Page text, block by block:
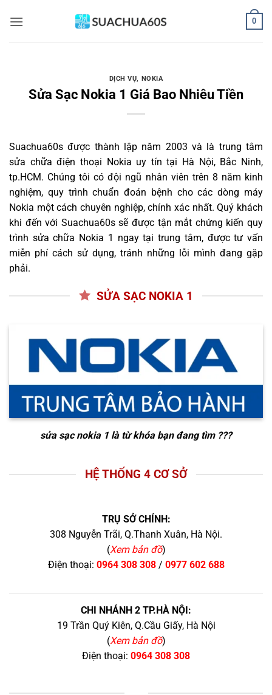
qua
0
DỊCH VỤ, NOKIA
Sửa Sạc Nokia 1 Giá Bao Nhiêu Tiền
Suachua60s được thành lập năm 2003 và là trung tâm
sửa chữa điện thoại Nokia uy tín tại Hà Nội, Bắc Ninh,
tp.HCM. Chúng tôi có đội ngũ nhân viên trên 8 năm kinh
nghiệm, quy trình chuẩn đoán bệnh cho các dòng máy
Nokia một cách chuyên nghiệp, chính xác nhất. Quý khách
khi đến với Suachua60s sẽ được tận mắt chứng kiến quy
trình sửa chữa Nokia 1 ngay tại trung tâm, được tư vấn
miễn phí cách sử dụng, tránh những lỗi mình đang gặp
phải.
SỬA SẠC NOKIA 1
sửa sạc nokia 1 là từ khóa bạn đang tìm ???
HỆ THỐNG 4 CƠ SỞ
TRỤ SỞ CHÍNH:
308 Nguyễn Trãi, Q.Thanh Xuân, Hà Nội.
(Xem bản đồ)
Điện thoại: 0964 308 308/ 0977 602 688
CHI NHÁNH 2 TP.HÀ NỘI:
19 Trần Quý Kiên, Q.Cầu Giấy, Hà Nội
(Xem bản đồ)
Điện thoại: 0964 308 308